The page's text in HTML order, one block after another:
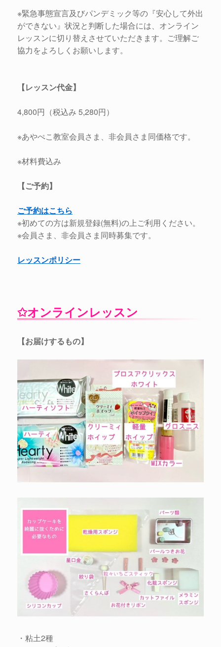
※緊急事態宣言及びパンデミック等の『安心して外出
ができない』状況と判断した場合には、オンライン
レッスンに切り替えさせていただきます。ご理解ご
協力をよろしくお願いします。
【レッスン代金】
4,800円（税込み 5,280円）
※あやぺこ教室会員さま、非会員さま同価格です。
※材料費込み
【ご予約】
ご予約はこちら
※初めての方は新規登録(無料)の上ご利用ください。
※会員さま、非会員さま同時募集です。
レッスンポリシー
✩オンラインレッスン
【お届けするもの】
・粘土2種